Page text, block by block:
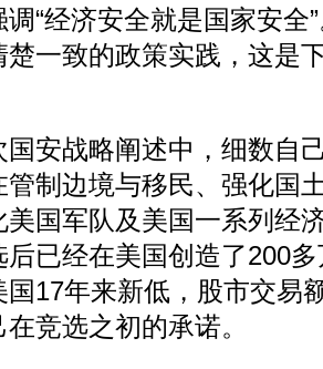
“经济安全就是国家安全
楚一致的政策实践，这是
国安战略阐述中，细数自
管制边境与移民、强化国
美国军队及美国一系列经
后已经在美国创造了200
国17年来新低，股市交易
竞选之初的承诺。